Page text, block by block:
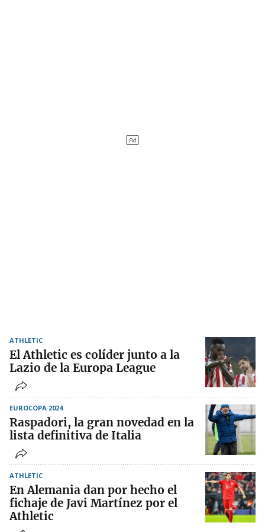
ATHLETIC
El Athletic es colíder junto a la
Lazio de la Europa League
EUROCOPA 2024
Raspadori, la gran novedad en la
lista definitiva de Italia
ATHLETIC
En Alemania dan por hecho el
fichaje de Javi Martínez por el
Athletic